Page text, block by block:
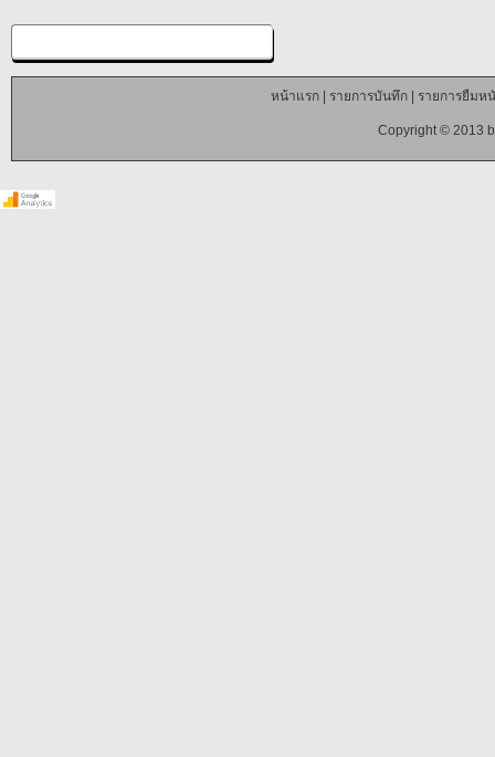
หน้าแรก| รายการบันทึก| รายการยืมห
Copyright © 2013